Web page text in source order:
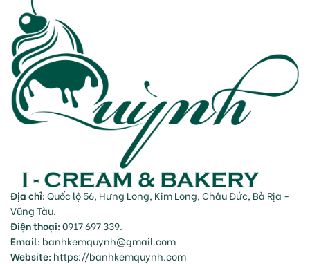
Địa chỉ:Quốc lộ 56, Hưng Long, Kim Long, Châu Đức, Bà Rịa -
Vũng Tàu.
Điện thoại:0917 697 339.
Email: banhkemquynh@gmail.com
Website: https://banhkemquynh.com